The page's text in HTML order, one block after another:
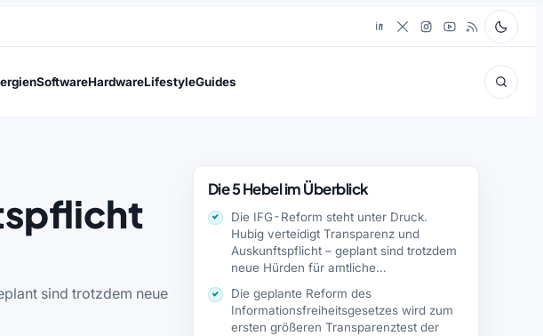
SoftwareHardwareLifestyleGuides
sind trotzdem neue
Die 5 Hebel im Überblick
Die IFG-Reform steht unter Druck.
Hubig verteidigt Transparenz und
Auskunftspflicht – geplant sind trotzdem
neue Hürden für amtliche…
Die geplante Reform des
Informationsfreiheitsgesetzes wird zum
ersten größeren Transparenztest der